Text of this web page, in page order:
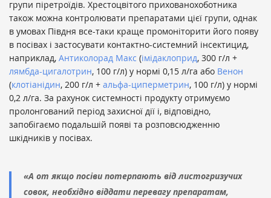
групи піретроїдів. Хрестоцвітого прихованохоботника
також можна контролювати препаратами цієї групи, однак
в умовах Півдня все-таки краще промоніторити його появу
в посівах і застосувати контактно-системний інсектицид,
наприклад, Антиколорад Макс (імідаклоприд, 300 г/л +
лямбда-цигалотрин, 100 г/л) у нормі 0,15 л/га або Венон
(клотіанідин, 200 г/л + альфа-циперметрин, 100 г/л) у нормі
0,2 л/га. За рахунок системності продукту отримуємо
пролонгований період захисної дії і, відповідно,
запобігаємо подальшій появі та розповсюдженню
шкідників у посівах.
«А от якщо посіви потерпають від листогризучих
совок, необхідно віддати перевагу препаратам,